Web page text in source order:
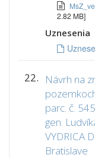
2.82 MB]
Uznesenia
22.
Návrh na
parc. č.
gen.
VYDRICA
Bratislave